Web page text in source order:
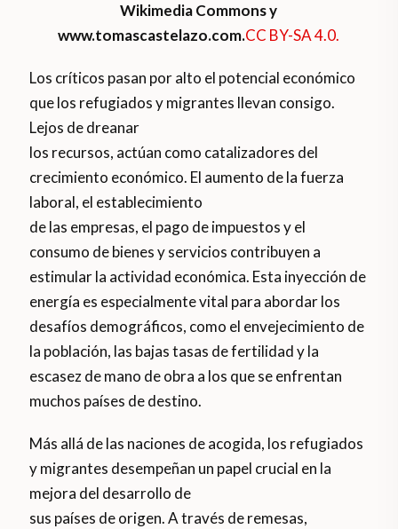
Wikimedia Commons y
www.tomascastelazo.com.CC BY-SA 4.0.
Los críticos pasan por alto el potencial económico
que los refugiados y migrantes llevan consigo.
Lejos de dreanar
los recursos, actúan como catalizadores del
crecimiento económico. El aumento de la fuerza
laboral, el establecimiento
de las empresas, el pago de impuestos y el
consumo de bienes y servicios contribuyen a
estimular la actividad económica. Esta inyección de
energía es especialmente vital para abordar los
desafíos demográficos, como el envejecimiento de
la población, las bajas tasas de fertilidad y la
escasez de mano de obra a los que se enfrentan
muchos países de destino.
Más allá de las naciones de acogida, los refugiados
y migrantes desempeñan un papel crucial en la
mejora del desarrollo de
sus países de origen. A través de remesas,